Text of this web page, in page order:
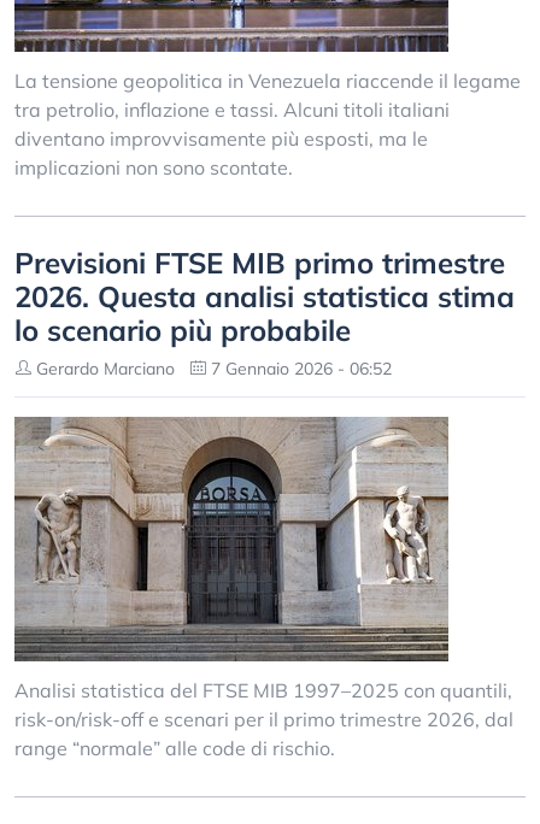
La tensione geopolitica in Venezuela riaccende il legame
tra petrolio, inflazione e tassi. Alcuni titoli italiani
diventano improvvisamente più esposti, ma le
implicazioni non sono scontate.
Previsioni FTSE MIB primo trimestre
2026. Questa analisi statistica stima
lo scenario più probabile
Gerardo Marciano 7 Gennaio 2026 - 06:52
Analisi statistica del FTSE MIB 1997–2025 con quantili,
risk-on/risk-off e scenari per il primo trimestre 2026, dal
range “normale” alle code di rischio.